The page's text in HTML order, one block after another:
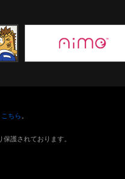
こちら
護されております。